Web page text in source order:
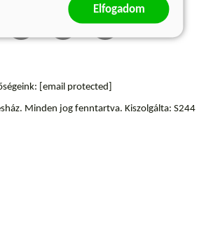
[email protected]
Minden jog fenntartva. Kiszolgálta: S244
Elfogadom